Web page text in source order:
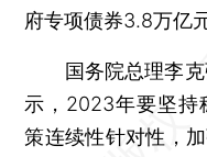
府专项债券3.8万亿
国务院总理李克
示，2023年要坚持
策连续性针对性，